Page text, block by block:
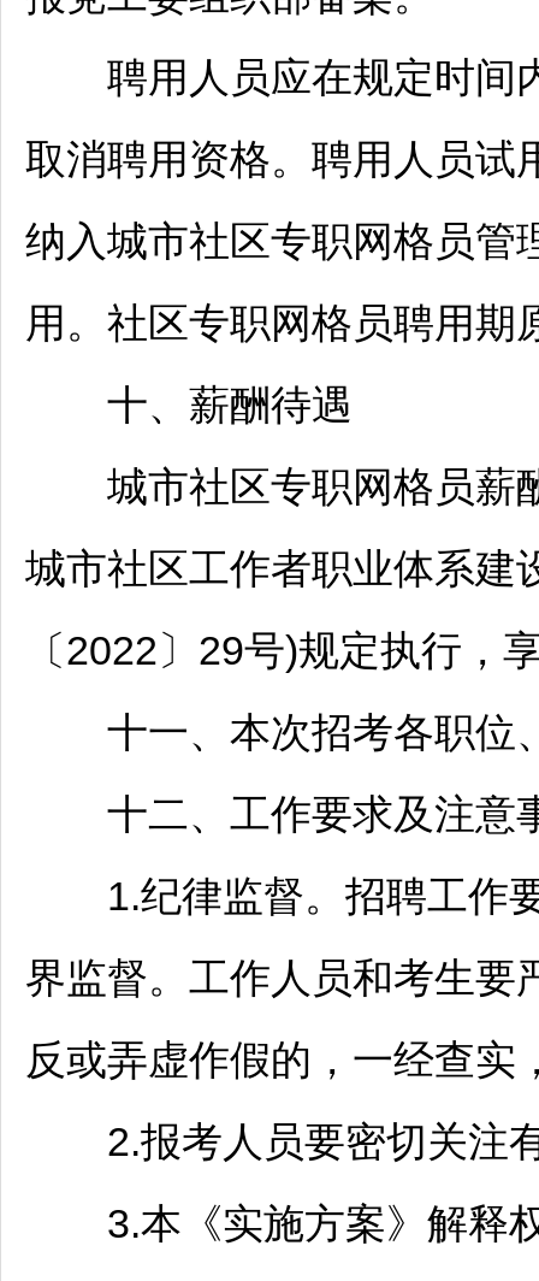
聘用人员应在规定时间
取消聘用资格。聘用人员试
纳入城市社区专职网格员管
用。社区专职网格员聘用期
十、薪酬待遇
城市社区专职网格员薪
城市社区工作者职业体系建
〔2022〕29号)规定执行，
十一、本次招考各职位
十二、工作要求及注意
1.纪律监督。 招聘工作
界监督。工作人员和考生要
反或弄虚作假的，一经查实
2.报考人员要密切关注有
3.本《实施方案》解释